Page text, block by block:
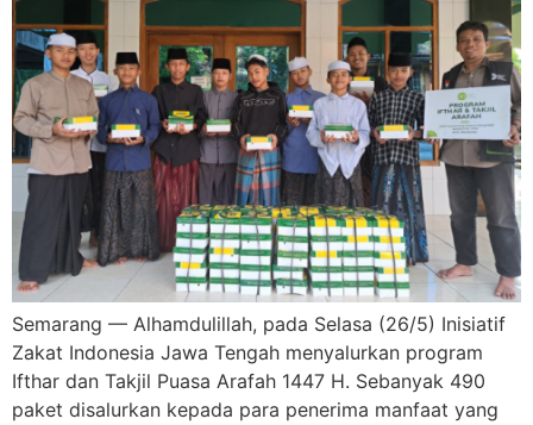
Semarang — Alhamdulillah, pada Selasa (26/5) Inisiatif
Zakat Indonesia Jawa Tengah menyalurkan program
Ifthar dan Takjil Puasa Arafah 1447 H. Sebanyak 490
paket disalurkan kepada para penerima manfaat yang